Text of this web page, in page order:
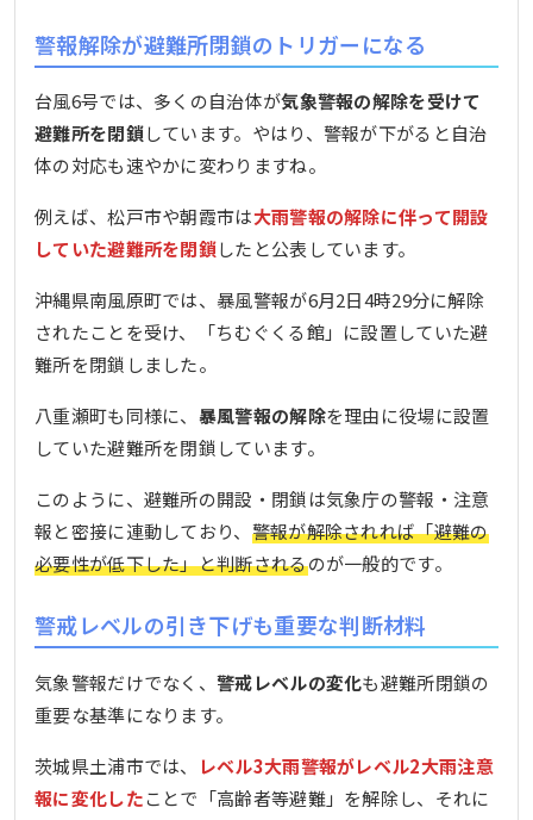
警報解除が避難所閉鎖のトリガーになる
台風6号では、多くの自治体が気象警報の解除を受けて
避難所を閉鎖しています。やはり、警報が下がると自治
体の対応も速やかに変わりますね。
例えば、松戸市や朝霞市は大雨警報の解除に伴って開設
していた避難所を閉鎖したと公表しています。
沖縄県南風原町では、暴風警報が6月2日4時29分に解除
されたことを受け、「ちむぐくる館」に設置していた避
難所を閉鎖しました。
八重瀬町も同様に、 暴風警報の解除を理由に役場に設置
していた避難所を閉鎖しています。
このように、避難所の開設・閉鎖は気象庁の警報・注意
報と密接に連動しており、 警報が解除されれば「避難の
必要性が低下した」と判断されるのが一般的です。
警戒レベルの引き下げも重要な判断材料
気象警報だけでなく、 警戒レベルの変化も避難所閉鎖の
重要な基準になります。
茨城県土浦市では、
レベル3大雨警報がレベル2大雨注意
報に変化したことで「高齢者等避難」を解除し、それに